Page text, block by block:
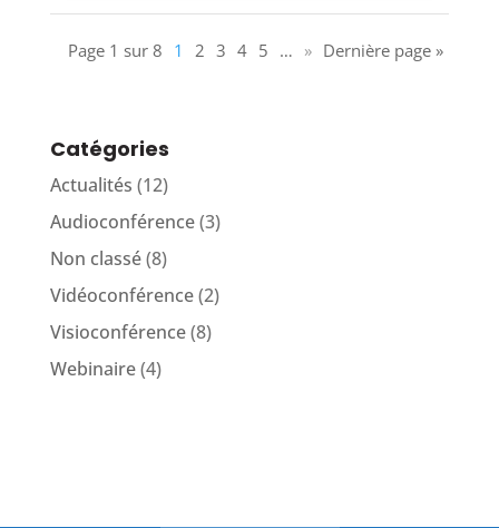
Page 1 sur 8 1 2 3 4 5 … » Dernière page »
Catégories
Actualités (12)
Audioconférence(3)
Non classé(8)
Vidéoconférence(2)
Visioconférence(8)
Webinaire(4)